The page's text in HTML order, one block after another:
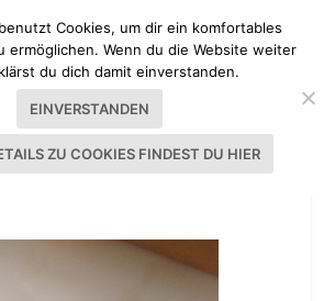
16.10.55
Cookies, um dir ein komfortables
ermöglichen. Wenn du die Website weiter
du dich damit einverstanden.
EINVERSTANDEN
ZU COOKIES FINDEST DU HIER